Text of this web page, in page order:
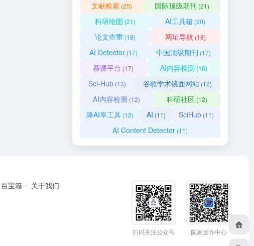
文献检索(25) 国际顶级期刊 (21)
科研绘图 (21) AI工具箱 (20)
论文查重(18) 网址导航 (18)
AI Detector(17) 中国顶级期刊 (17)
慕课平台 (17) AI内容检测 (16)
Sci-Hub (13) 谷歌学术镜面网站 (12)
AI内容检测 (12) 科研社区(12)
降AI率工具 (12) AI (11) SciHub (11)
AI Content Detector (11)
百宝箱 关于我们
扫码关注公众号 国家反诈中心